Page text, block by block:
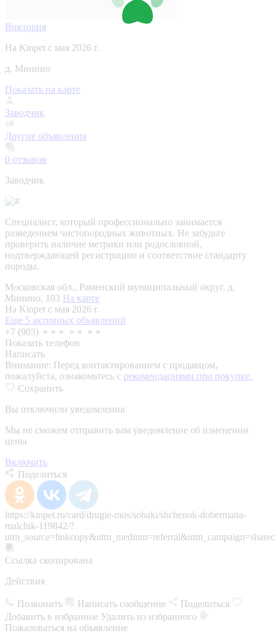
Виктория
На Kinpet c мая 2026 г.
д. Минино
Показать на карте
Заводчик
Другие объявления
0 отзывов
Заводчик
Специалист, который профессионально занимается
разведением чистопородных животных. Не забудьте
проверить наличие метрики или родословной,
подтверждающей регистрацию и соответствие стандарту
породы.
Московская обл., Раменский муниципальный округ, д.
Минино, 103 На карте
На Kinpet c мая 2026 г.
Еще 5 активных объявлений
+7 (903) ⚬⚬⚬ ⚬⚬ ⚬⚬
Показать телефон
Написать
Внимание: Перед контактированием с продавцом,
пожалуйста, ознакомьтесь с рекомендациями при покупке.
Сохранить
Вы отключили уведомления
Мы не сможем отправить вам уведомление об изменении
цены
Включить
Поделиться
https://kinpet.ru/card/drugie-mos/sobaki/shchenok-dobermana-
malchik-119842/?
Ссылка скопирована
Действия
Позвонить Написать сообщение
Поделиться
Добавить в избранное Удалить из избранного
Пожаловаться на объявление